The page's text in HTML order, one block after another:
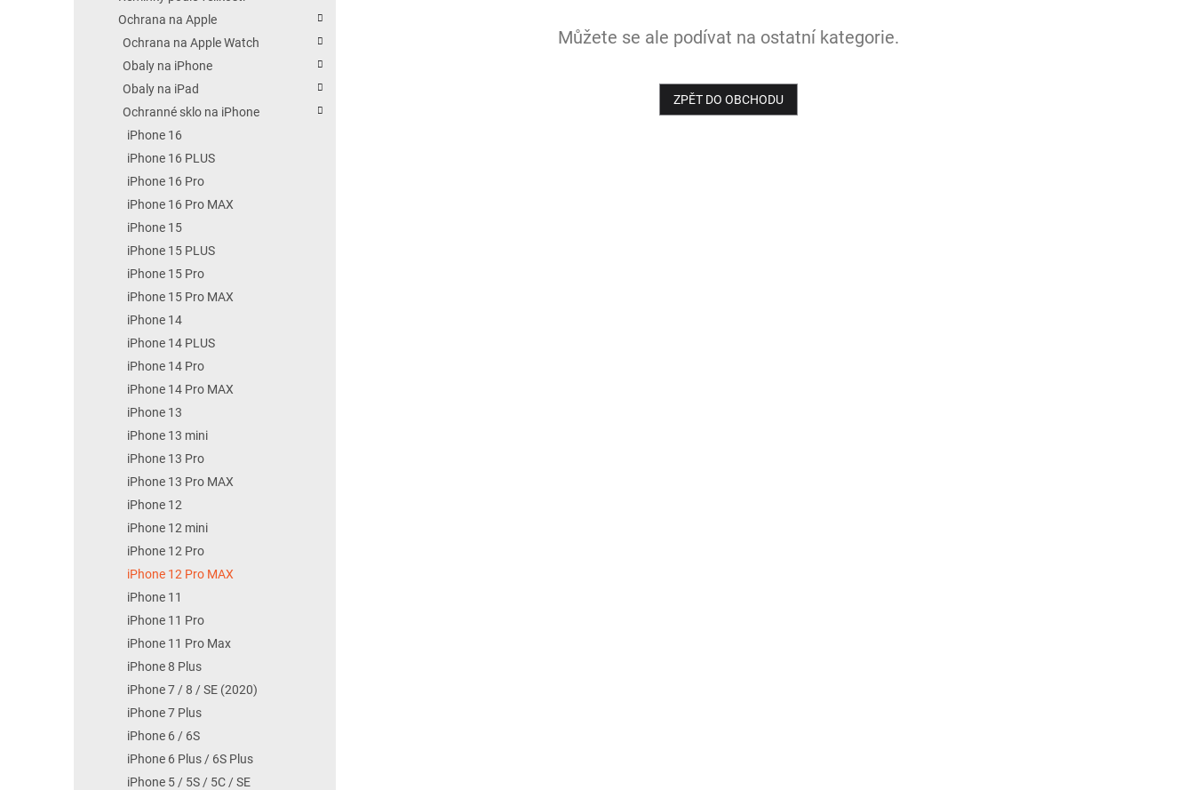
Ochrana na Apple
Ochrana na Apple Watch
Obaly na iPhone
Obaly na iPad
Ochranné sklo na iPhone
iPhone 16
iPhone 16 PLUS
iPhone 16 Pro
iPhone 16 Pro MAX
iPhone 15
iPhone 15 PLUS
iPhone 15 Pro
iPhone 15 Pro MAX
iPhone 14
iPhone 14 PLUS
iPhone 14 Pro
iPhone 14 Pro MAX
iPhone 13
iPhone 13 mini
iPhone 13 Pro
iPhone 13 Pro MAX
iPhone 12
iPhone 12 mini
iPhone 12 Pro
iPhone 12 Pro MAX
iPhone 11
iPhone 11 Pro
iPhone 11 Pro Max
iPhone 8 Plus
iPhone 7 / 8 / SE (2020)
iPhone 7 Plus
iPhone 6 / 6S
iPhone 6 Plus / 6S Plus
iPhone 5 / 5S / 5C / SE
Můžete se ale podívat na ostatní kategorie.
ZPĚT DO OBCHODU